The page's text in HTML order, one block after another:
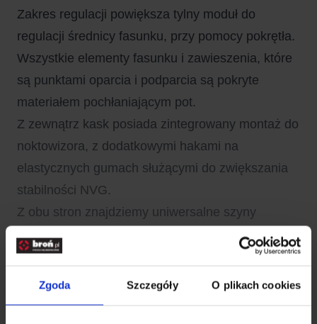
Zgoda Szczegóły O plikach cookies
Zakres regulacji powiększa tylny moduł do
regulacji średnicy fasunku, przy pomocy pokrętła.
Wszystkie elementy fasunku i zawieszenia, które
są punktami oparcia i podparcia są pokryte
materiałem pochłaniającym pot.
Z zewnątrz kask posiada zintegrowany montaż do
noktowizora, z dodatkowymi hakami na
elastycznych gumach służącymi do zwiększania
stabilności NVG.
Z obu stron znajdziemy uniwersalne szyny
montażowe do montażu akcesoriów – komplet
akcesoriów montażowych znajduje się w
zestawie.